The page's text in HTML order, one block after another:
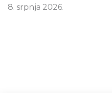
8. srpnja 2026.